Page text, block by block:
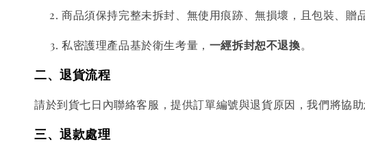
商品須保持完整未拆封、無使用痕跡、無損壞，且包裝、贈
私密護理產品基於衛生考量， 一經拆封恕不退換。
二、退貨流程
請於到貨七日內聯絡客服，提供訂單編號與退貨原因，我們將協助
三、退款處理